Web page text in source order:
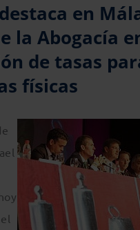
en
la Abogacía
de tasas
físicas